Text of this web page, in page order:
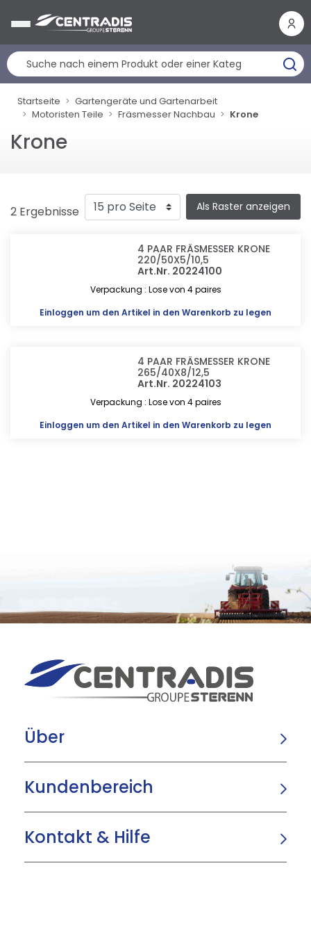
Startseite
Gartengeräte und Gartenarbeit
Motoristen Teile
Fräsmesser Nachbau Krone
Krone
2 Ergebnisse Als Raster anzeigen
4 PAAR FRÄSMESSER KRONE
220/50X5/10,5
Art.Nr. 20224100
Verpackung : Lose von 4 paires
Einloggen um den Artikel in den Warenkorb zu legen
4 PAAR FRÄSMESSER KRONE
265/40X8/12,5
Art.Nr. 20224103
Verpackung : Lose von 4 paires
Einloggen um den Artikel in den Warenkorb zu legen
Über
Kundenbereich
Kontakt & Hilfe